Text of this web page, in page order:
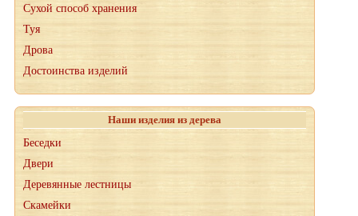
Сухой способ хранения
Туя
Дрова
Достоинства изделий
Наши изделия из дерева
Беседки
Двери
Деревянные лестницы
Скамейки